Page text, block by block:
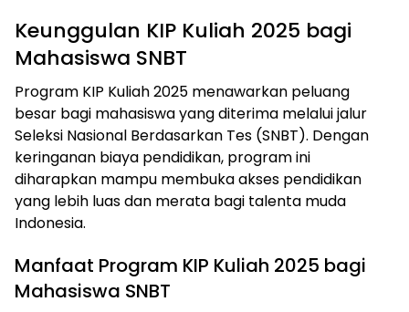
Keunggulan KIP Kuliah 2025 bagi
Mahasiswa SNBT
Program KIP Kuliah 2025 menawarkan peluang
besar bagi mahasiswa yang diterima melalui jalur
Seleksi Nasional Berdasarkan Tes (SNBT). Dengan
keringanan biaya pendidikan, program ini
diharapkan mampu membuka akses pendidikan
yang lebih luas dan merata bagi talenta muda
Indonesia.
Manfaat Program KIP Kuliah 2025 bagi
Mahasiswa SNBT